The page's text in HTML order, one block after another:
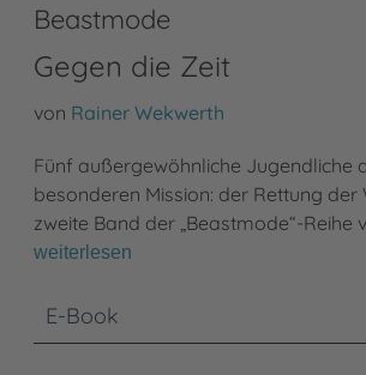
Beastmode
Gegen die Zeit
von Rainer Wekwerth
Fünf außergewöhnliche Jugendliche
besonderen Mission: der Rettung der
zweite Band der „Beastmode“-Reihe
weiterlesen
E-Book